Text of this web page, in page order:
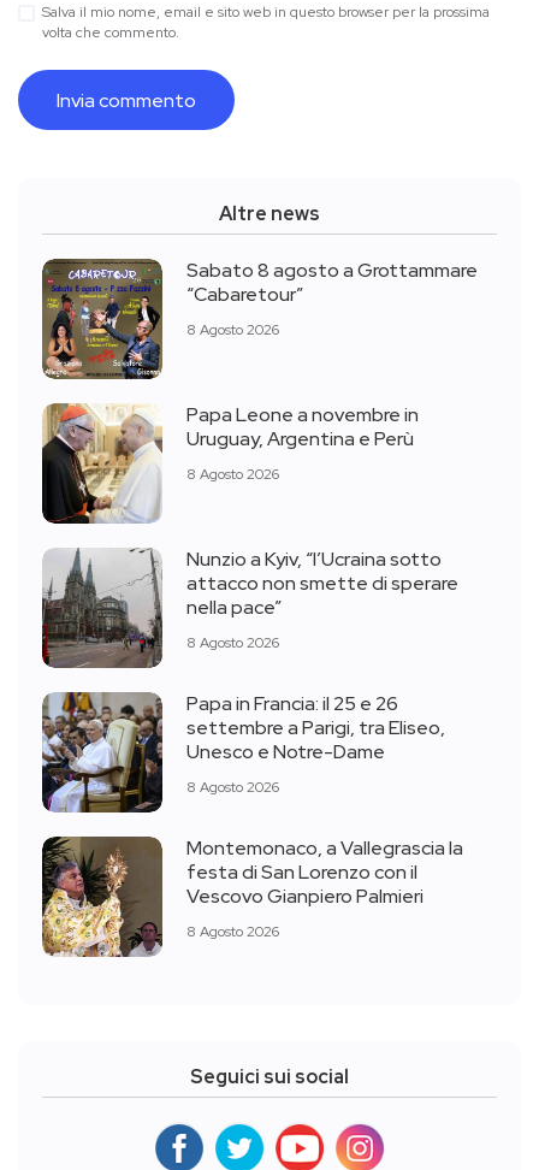
Salva il mio nome, email e sito web in questo browser per la prossima
volta che commento.
Altre news
Sabato 8 agosto a Grottammare
“Cabaretour”
8 Agosto 2026
Papa Leone a novembre in
Uruguay, Argentina e Perù
8 Agosto 2026
Nunzio a Kyiv, “l’Ucraina sotto
attacco non smette di sperare
nella pace”
8 Agosto 2026
Papa in Francia: il 25 e 26
settembre a Parigi, tra Eliseo,
Unesco e Notre-Dame
8 Agosto 2026
Montemonaco, a Vallegrascia la
festa di San Lorenzo con il
Vescovo Gianpiero Palmieri
8 Agosto 2026
Seguici sui social